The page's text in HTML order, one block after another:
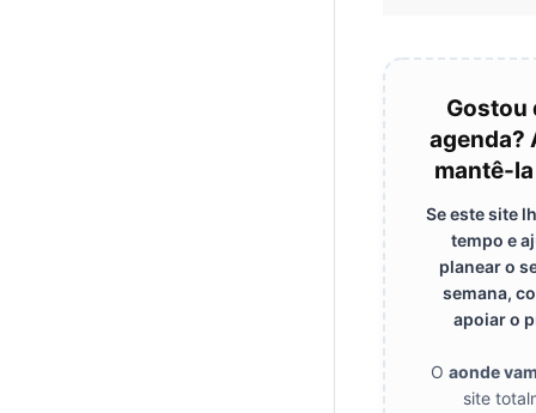
Gostou
agenda?
mantê-
Se este site
tempo e
planear o
semana,
apoiar o
O aonde
site